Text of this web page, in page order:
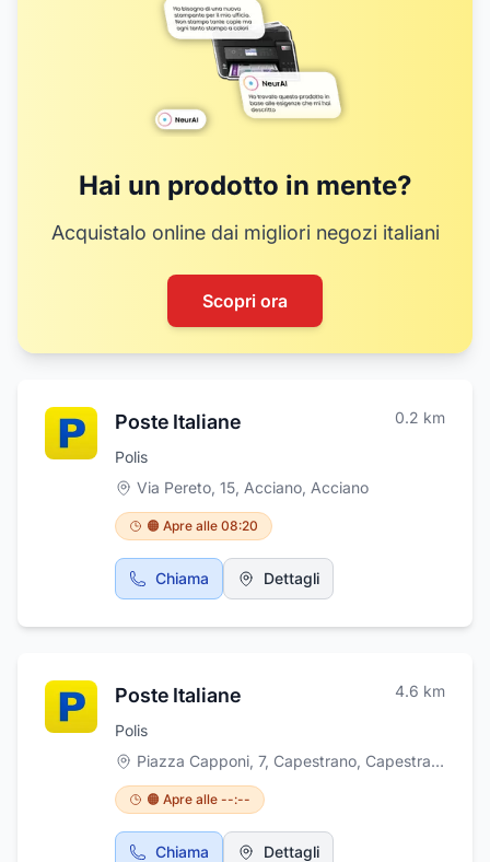
Hai un prodotto in mente?
Acquistalo online dai migliori negozi italiani
Scopri ora
Poste Italiane 0.2 km
Polis
Via Pereto, 15, Acciano, Acciano
🟠 Apre alle 08:20
Chiama Dettagli
Poste Italiane 4.6 km
Polis
Piazza Capponi, 7, Capestrano, Capestrano
🟠 Apre alle --:--
Chiama Dettagli